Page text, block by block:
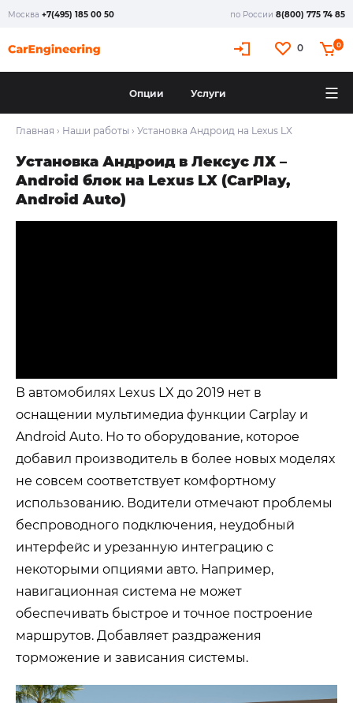
Москва +7(495) 185 00 50 по России 8(800) 775 74 85
0 0
Опции Услуги
Главная › Наши работы › Установка Андроид на Lexus LX
Установка Андроид в Лексус ЛХ –
Android блок на Lexus LX (CarPlay,
Android Auto)
В автомобилях Lexus LX до 2019 нет в
оснащении мультимедиа функции Carplay и
Android Auto. Но то оборудование, которое
добавил производитель в более новых моделях
не совсем соответствует комфортному
использованию. Водители отмечают проблемы
беспроводного подключения, неудобный
интерфейс и урезанную интеграцию с
некоторыми опциями авто. Например,
навигационная система не может
обеспечивать быстрое и точное построение
маршрутов. Добавляет раздражения
торможение и зависания системы.